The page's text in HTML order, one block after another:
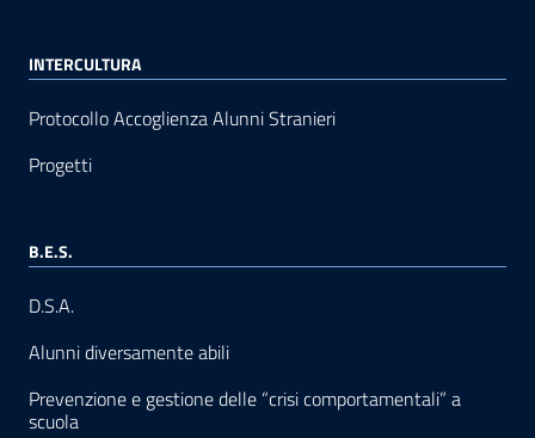
INTERCULTURA
Protocollo Accoglienza Alunni Stranieri
Progetti
B.E.S.
D.S.A.
Alunni diversamente abili
Prevenzione e gestione delle “crisi comportamentali” a
scuola